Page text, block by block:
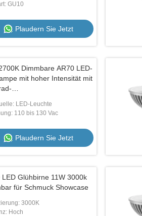
GU10
Plaudern Sie Jetzt
Dimmbare AR70 LED-
mit hoher Intensität mit
LED-Leuchte
110 bis 130 Vac
Plaudern Sie Jetzt
LED Glühbirne 11W 3000k
für Schmuck Showcase
3000K
Hoch